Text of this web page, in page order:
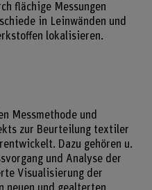
flächige Messungen
in Leinwänden und
lokalisieren.
Messmethode und
zur Beurteilung textiler
Dazu gehören u.
und Analyse der
Visualisierung der
neuen und gealterten